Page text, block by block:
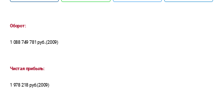
Оборот:
1 088 749 781 руб..(2009)
Чистая прибыль:
1 978 218 руб.(2009)